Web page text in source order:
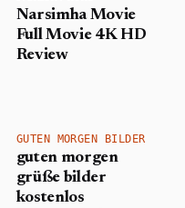
Narsimha Movie
Full Movie 4K HD
Review
GUTEN MORGEN BILDER
guten morgen
grüße bilder
kostenlos